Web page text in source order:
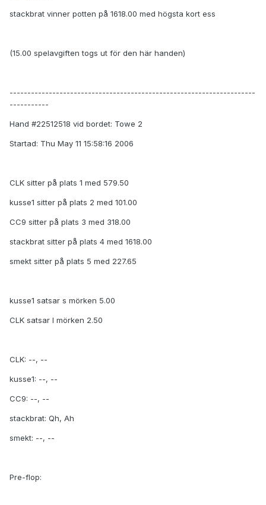
stackbrat vinner potten på 1618.00 med högsta kort ess
(15.00 spelavgiften togs ut för den här handen)
---------------------------------------------------------------------
-----------
Hand #22512518 vid bordet: Towe 2
Startad: Thu May 11 15:58:16 2006
CLK sitter på plats 1 med 579.50
kusse1 sitter på plats 2 med 101.00
CC9 sitter på plats 3 med 318.00
stackbrat sitter på plats 4 med 1618.00
smekt sitter på plats 5 med 227.65
kusse1 satsar s mörken 5.00
CLK satsar l mörken 2.50
CLK: --, --
kusse1: --, --
CC9: --, --
stackbrat: Qh, Ah
smekt: --, --
Pre-flop: